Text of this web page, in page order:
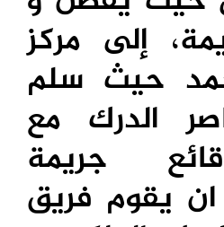
إلى مركز
حيث سلم
الدرك مع
جريمة
ان يقوم فريق